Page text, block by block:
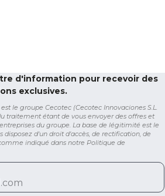
d'information pour recevoir des
exclusives.
le groupe Cecotec (Cecotec Innovaciones S.L.
traitement étant de vous envoyer des offres et
du groupe. La base de légitimité est le
d'un droit d'accès, de rectification, de
indiqué dans notre Politique de